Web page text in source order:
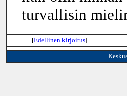
turvallisin
[Edellinen kirjoitus]